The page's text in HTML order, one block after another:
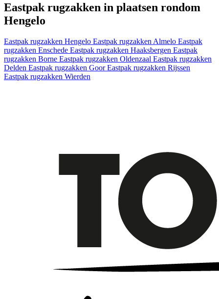
Eastpak rugzakken in plaatsen rondom
Hengelo
Eastpak rugzakken Hengelo Eastpak rugzakken Almelo Eastpak
rugzakken Enschede Eastpak rugzakken Haaksbergen Eastpak
rugzakken Borne Eastpak rugzakken Oldenzaal Eastpak rugzakken
Delden Eastpak rugzakken GoorEastpak rugzakken Rijssen
Eastpak rugzakken Wierden